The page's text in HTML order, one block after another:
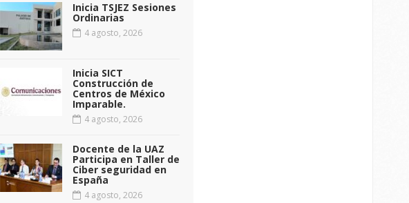
Inicia TSJEZ Sesiones
Ordinarias
4 agosto, 2026
Inicia SICT
Construcción de
Centros de México
Imparable.
4 agosto, 2026
Docente de la UAZ
Participa en Taller de
Ciber seguridad en
España
4 agosto, 2026